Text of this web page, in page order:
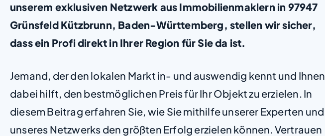
unserem exklusiven Netzwerk aus Immobilienmaklern in 97947
Grünsfeld Kützbrunn, Baden-Württemberg, stellen wir sicher,
dass ein Profi direkt in Ihrer Region für Sie da ist.
Jemand, der den lokalen Markt in- und auswendig kennt und Ihnen
dabei hilft, den bestmöglichen Preis für Ihr Objekt zu erzielen. In
diesem Beitrag erfahren Sie, wie Sie mithilfe unserer Experten und
unseres Netzwerks den größten Erfolg erzielen können. Vertrauen